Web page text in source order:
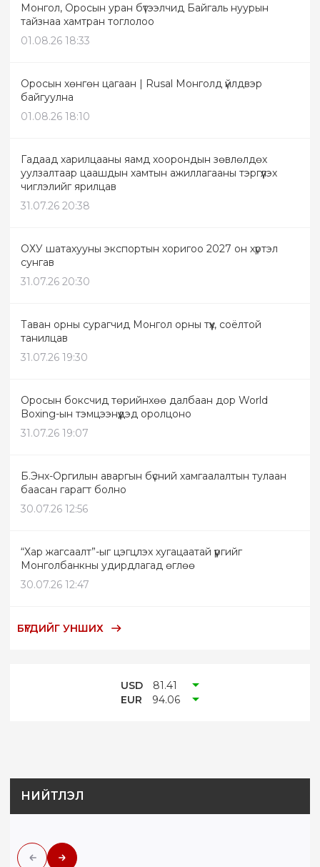
Монгол, Оросын уран бүтээлчид Байгаль нуурын
тайзнаа хамтран тоглолоо
01.08.26 18:33
Оросын хөнгөн цагаан | Rusal Монголд үйлдвэр
байгуулна
01.08.26 18:10
Гадаад харилцааны яамд хоорондын зөвлөлдөх
уулзалтаар цаашдын хамтын ажиллагааны тэргүүлэх
чиглэлийг ярилцав
31.07.26 20:38
ОХУ шатахууны экспортын хоригоо 2027 он хүртэл
сунгав
31.07.26 20:30
Таван орны сурагчид Монгол орны түүх, соёлтой
танилцав
31.07.26 19:30
Оросын боксчид төрийнхөө далбаан дор World
Boxing-ын тэмцээнүүдэд оролцоно
31.07.26 19:07
Б.Энх-Оргилын аваргын бүсний хамгаалалтын тулаан
баасан гарагт болно
30.07.26 12:56
“Хар жагсаалт”-ыг цэгцлэх хугацаатай үүргийг
Монголбанкны удирдлагад өглөө
30.07.26 12:47
БҮГДИЙГ УНШИХ
USD
81.41
EUR
94.06
НИЙТЛЭЛ